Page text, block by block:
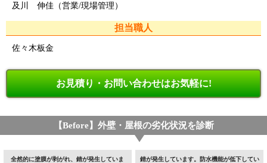
及川 伸佳（営業/現場管理）
担当職人
佐々木板金
お見積り・お問い合わせはお気軽に!
【Before】外壁・屋根の劣化状況を診断
全然的に塗膜が剥がれ、錆が発生していま
錆が発生しています。防水機能が低下してい